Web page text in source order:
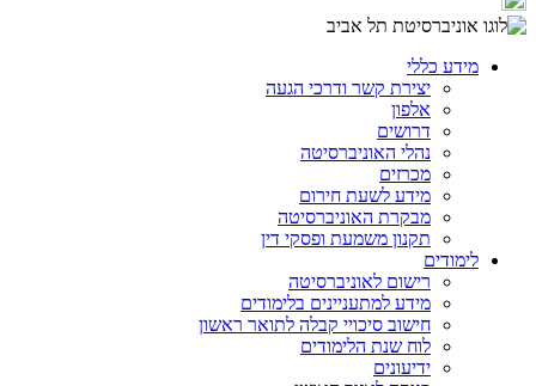
מידע כללי
יצירת קשר ודרכי הגעה
אלפון
דרושים
נהלי האוניברסיטה
מכרזים
מידע לשעת חירום
מבקרת האוניברסיטה
תקנון משמעת ופסקי דין
לימודים
רישום לאוניברסיטה
מידע למתעניינים בלימודים
חישוב סיכויי קבלה לתואר ראשון
לוח שנת הלימודים
ידיעונים